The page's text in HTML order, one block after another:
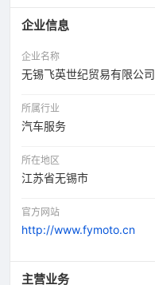
企业信息
企业名称
无锡飞英世纪贸易有限公司
所属行业
汽车服务
所在地区
江苏省无锡市
官方网站
http://www.fymoto.cn
主营业务